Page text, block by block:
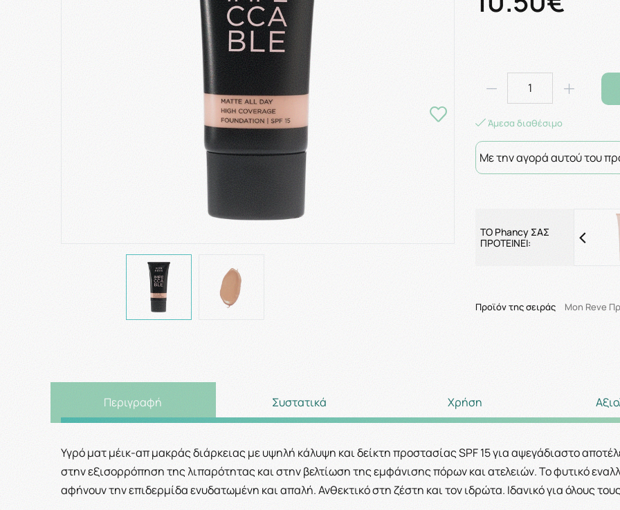
Άμεσα διαθέσιμο
Με την αγορά αυτού του
ΤΟ Phancy ΣΑΣ
ΠΡΟΤΕΙΝΕΙ:
Προϊόν της σειράς Mon Reve
Περιγραφή Συστατικά Χρήση
Υγρό ματ μέικ-απ μακράς διάρκειας με υψηλή κάλυψη και δείκτη προστασίαςSPF 15 για αψεγάδιαστο
στην εξισορρόπηση της λιπαρότητας και στην βελτίωση της εμφάνισης πόρων και ατελειών. Το φυτικό
αφήνουν την επιδερμίδα ενυδατωμένη και απαλή. Ανθεκτικό στη ζέστη και τον ιδρώτα. Ιδανικό για όλους